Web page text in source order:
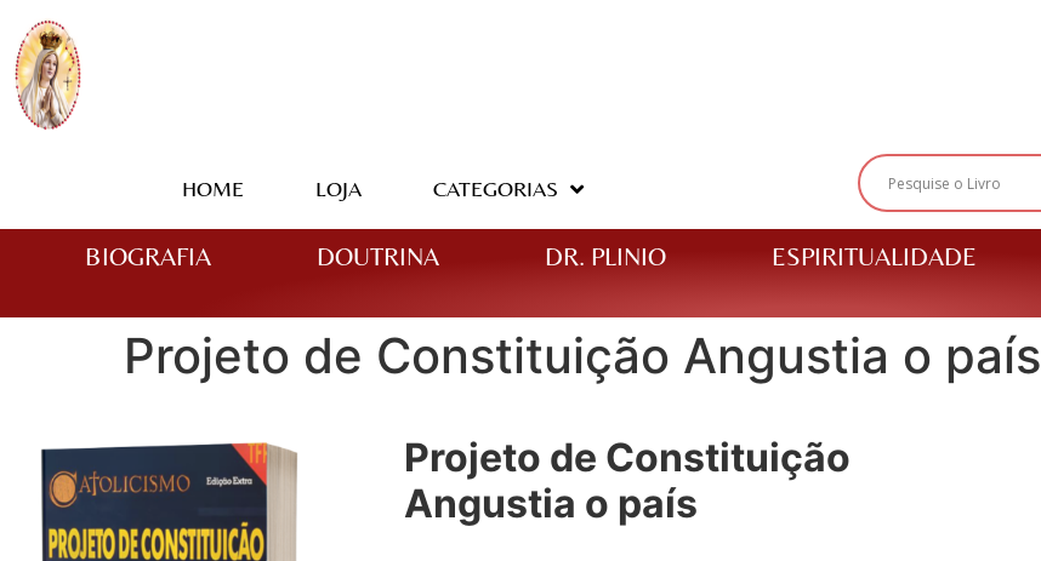
HOME LOJA CATEGORIAS
BIOGRAFIA DOUTRINA DR. PLINIO ESPIRITUALIDADE
Projeto de Constituição Angustia o país
Projeto de Constituição
Angustia o país